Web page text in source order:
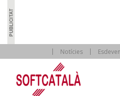
Notícies